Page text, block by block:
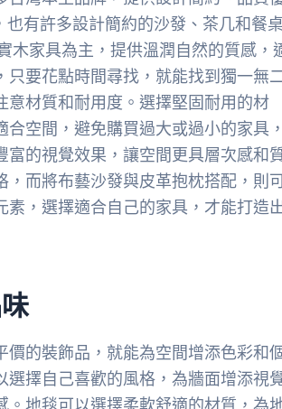
有許多設計簡約的沙發、茶几和餐桌
木家具為主，提供溫潤自然的質感，
要花點時間尋找，就能找到獨一無
材質和耐用度。選擇堅固耐用的材
空間，避免購買過大或過小的家具，
的視覺效果，讓空間更具層次感和
而將布藝沙發與皮革抱枕搭配，則
，選擇適合自己的家具，才能打造
的裝飾品，就能為空間增添色彩和
擇自己喜歡的風格，為牆面增添視
地毯可以選擇柔軟舒適的材質，為